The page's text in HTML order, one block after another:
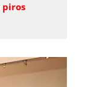
piros